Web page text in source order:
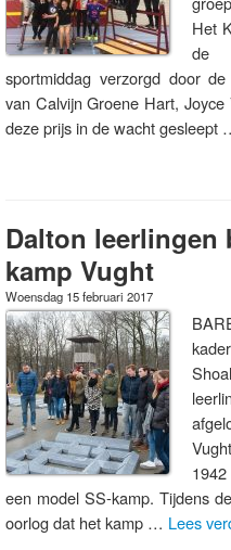
Het
de
sportmiddag verzorgd door de
van Calvijn Groene Hart,
deze prijs in de wacht gesleept
Dalton leerlingen
kamp Vught
Woensdag 15 februari 2017
een model SS-kamp. Tijdens
oorlog dat het kamp … Lees